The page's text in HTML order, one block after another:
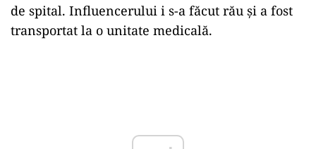
de spital. Influencerului i s-a făcut rău și a fost
transportat la o unitate medicală.